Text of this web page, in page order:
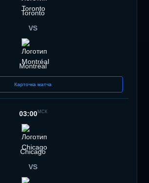
Toronto
VS
Montréal
Карточка матча
03:00МСК
Chicago
VS